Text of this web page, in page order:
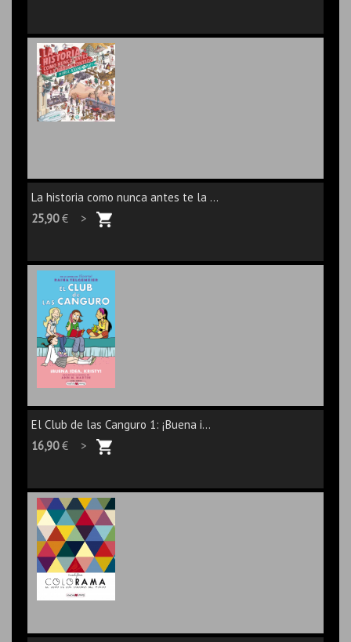
La historia como nunca antes te la ...
25,90€ >
El Club de las Canguro 1: ¡Buena i...
16,90€ >